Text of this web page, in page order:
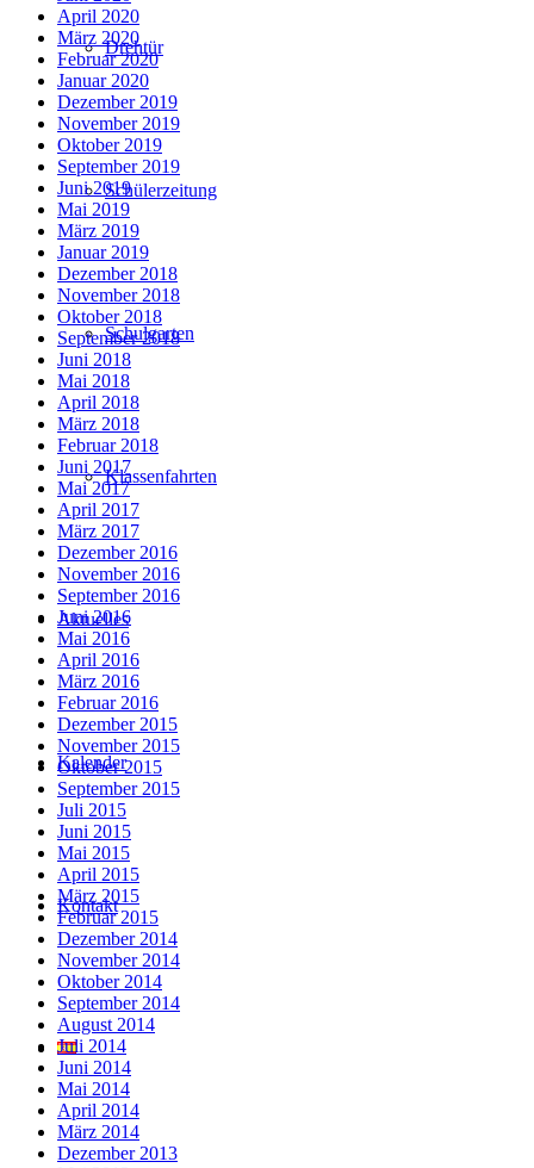
Drehtür
Schülerzeitung
Schulgarten
Klassenfahrten
Aktuelles
Kalender
Kontakt
April 2020
März 2020
Februar 2020
Januar 2020
Dezember 2019
November 2019
Oktober 2019
September 2019
Juni 2019
Mai 2019
März 2019
Januar 2019
Dezember 2018
November 2018
Oktober 2018
September 2018
Juni 2018
Mai 2018
April 2018
März 2018
Februar 2018
Juni 2017
Mai 2017
April 2017
März 2017
Dezember 2016
November 2016
September 2016
Juni 2016
Mai 2016
April 2016
März 2016
Februar 2016
Dezember 2015
November 2015
Oktober 2015
September 2015
Juli 2015
Juni 2015
Mai 2015
April 2015
März 2015
Februar 2015
Dezember 2014
November 2014
Oktober 2014
September 2014
August 2014
Juli 2014
Juni 2014
Mai 2014
April 2014
März 2014
Dezember 2013